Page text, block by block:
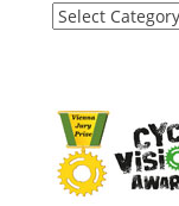
Categories